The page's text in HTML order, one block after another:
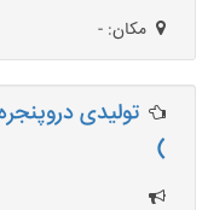
مکان: -
)